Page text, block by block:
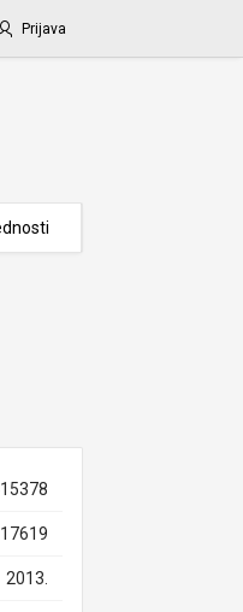
Prijava
2013.